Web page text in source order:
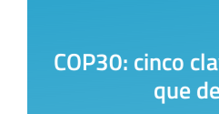
La Casa del